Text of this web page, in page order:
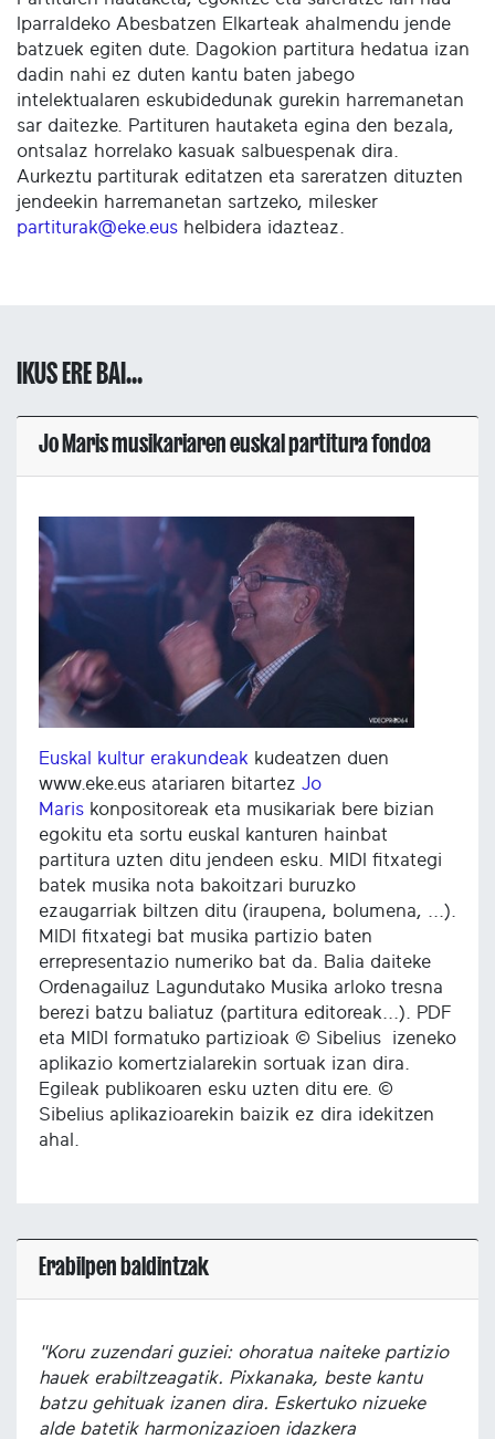
Iparraldeko Abesbatzen Elkarteak ahalmendu jende
batzuek egiten dute. Dagokion partitura hedatua izan
dadin nahi ez duten kantu baten jabego
intelektualaren eskubidedunak gurekin harremanetan
sar daitezke. Partituren hautaketa egina den bezala,
ontsalaz horrelako kasuak salbuespenak dira.
Aurkeztu partiturak editatzen eta sareratzen dituzten
jendeekin harremanetan sartzeko, milesker
partiturak@eke.eus helbidera idazteaz.
IKUS ERE BAI...
Jo Maris musikariaren euskal partitura fondoa
Euskal kultur erakundeak kudeatzen duen
www.eke.eus atariaren bitartez Jo
Maris konpositoreak eta musikariak bere bizian
egokitu eta sortu euskal kanturen hainbat
partitura uzten ditu jendeen esku. MIDI fitxategi
batek musika nota bakoitzari buruzko
ezaugarriak biltzen ditu (iraupena, bolumena, ...).
MIDI fitxategi bat musika partizio baten
errepresentazio numeriko bat da. Balia daiteke
Ordenagailuz Lagundutako Musika arloko tresna
berezi batzu baliatuz (partitura editoreak...). PDF
eta MIDI formatuko partizioak © Sibelius izeneko
aplikazio komertzialarekin sortuak izan dira.
Egileak publikoaren esku uzten ditu ere. ©
Sibelius aplikazioarekin baizik ez dira idekitzen
ahal.
Erabilpen baldintzak
"Koru zuzendari guziei: ohoratua naiteke partizio
hauek erabiltzeagatik. Pixkanaka, beste kantu
batzu gehituak izanen dira. Eskertuko nizueke
alde batetik harmonizazioen idazkera